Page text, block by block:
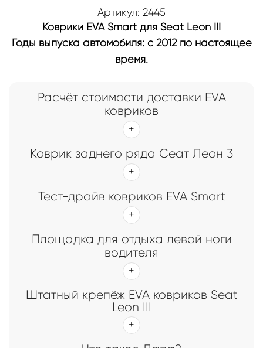
Артикул: 2445
Коврики EVA Smart для Seat Leon III
Годы выпуска автомобиля: с 2012 по настоящее
время.
Расчёт стоимости доставки EVA
ковриков
Коврик заднего ряда Сеат Леон 3
Тест-драйв ковриков EVA Smart
Площадка для отдыха левой ноги
водителя
Штатный крепёж EVA ковриков Seat
Leon III